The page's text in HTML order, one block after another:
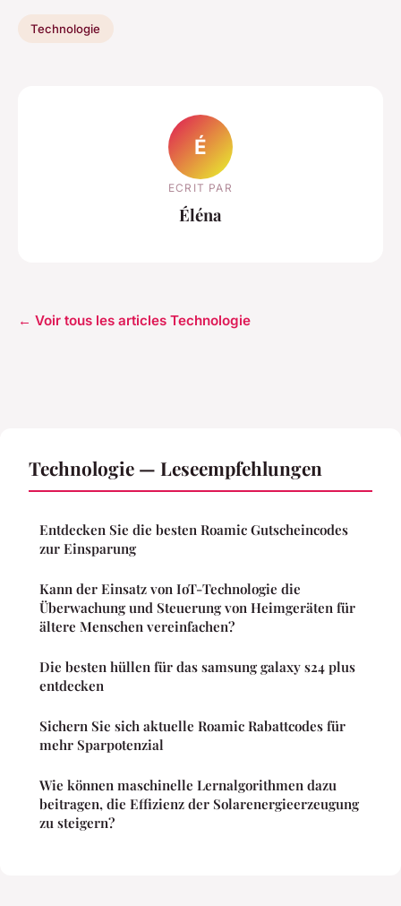
Technologie
É
ECRIT PAR
Éléna
← Voir tous les articles Technologie
Technologie — Leseempfehlungen
Entdecken Sie die besten Roamic Gutscheincodes
zur Einsparung
Kann der Einsatz von IoT-Technologie die
Überwachung und Steuerung von Heimgeräten für
ältere Menschen vereinfachen?
Die besten hüllen für das samsung galaxy s24 plus
entdecken
Sichern Sie sich aktuelle Roamic Rabattcodes für
mehr Sparpotenzial
Wie können maschinelle Lernalgorithmen dazu
beitragen, die Effizienz der Solarenergieerzeugung
zu steigern?